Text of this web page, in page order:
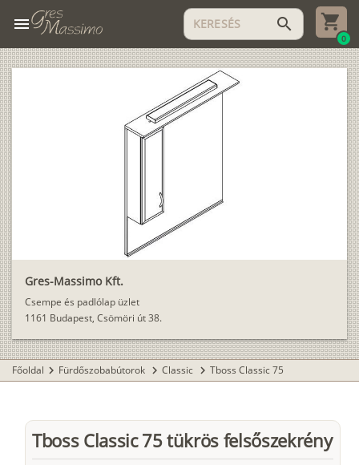
menu search
0
Gres-Massimo Kft.
Csempe és padlólap üzlet
1161 Budapest, Csömöri út 38.
Főoldal chevron_right Fürdőszobabútorok chevron_right Classic chevron_right Tboss Classic 75
Tboss Classic 75 tükrös felsőszekrény